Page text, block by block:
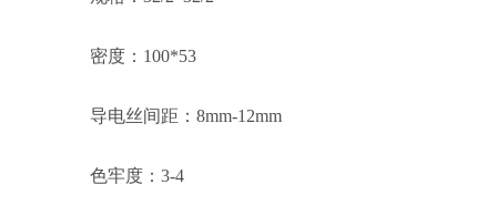
密度：100*53
导电丝间距：8mm-12mm
色牢度：3-4